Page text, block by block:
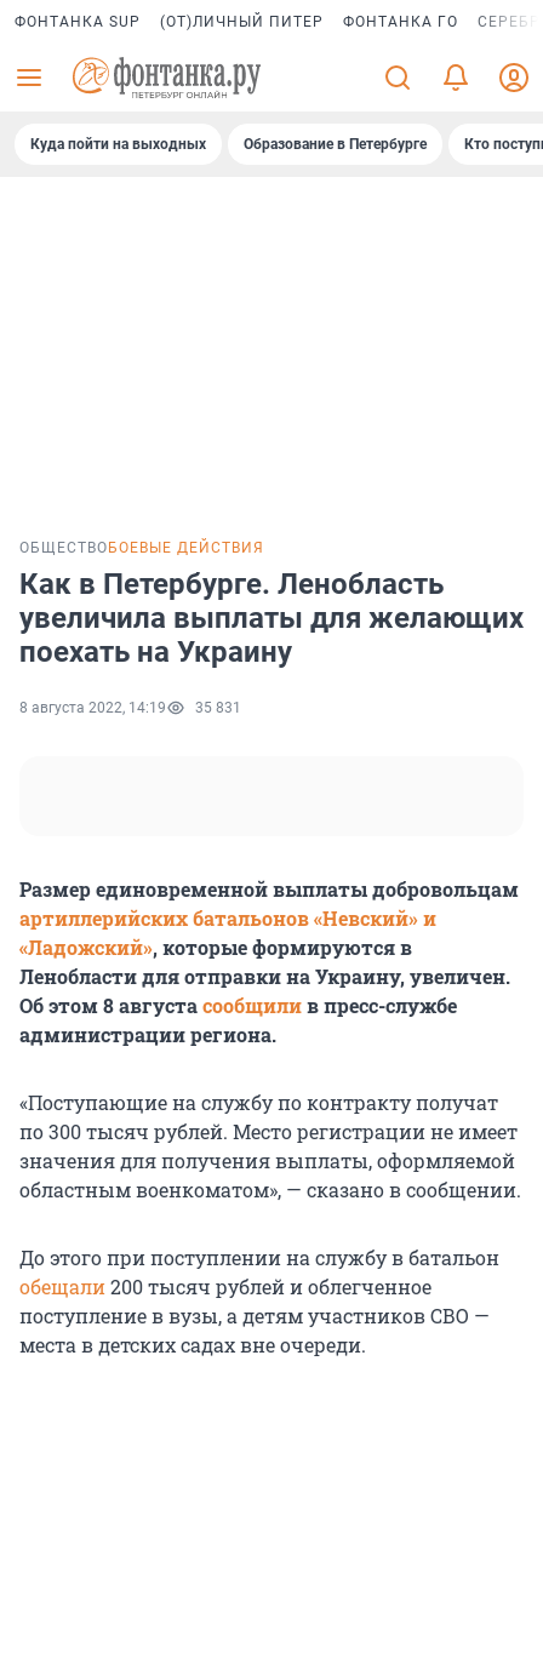
ФОНТАНКА SUP (ОТ)ЛИЧНЫЙ ПИТЕР ФОНТАНКА ГО
Куда пойти на выходных Образование в Петербурге Кто
ОБЩЕСТВО БОЕВЫЕ ДЕЙСТВИЯ
Как в Петербурге. Ленобласть
увеличила выплаты для желающих
поехать на Украину
8 августа 2022, 14:19 35 831
Размер единовременной выплаты добровольцам
артиллерийских батальонов «Невский» и
«Ладожский», которые формируются в
Ленобласти для отправки на Украину, увеличен.
Об этом 8 августасообщилив пресс-службе
администрации региона.
«Поступающие на службу по контракту получат
по 300 тысяч рублей. Место регистрации не имеет
значения для получения выплаты, оформляемой
областным военкоматом», — сказано в сообщении.
До этого при поступлении на службу в батальон
обещали200 тысяч рублей и облегченное
поступление в вузы, а детям участников СВО —
места в детских садах вне очереди.